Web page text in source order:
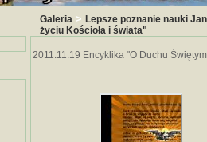
Galeria > Lepsze poznanie nauki
życiu Kościoła i świata"
2011.11.19 Encyklika "O Duchu